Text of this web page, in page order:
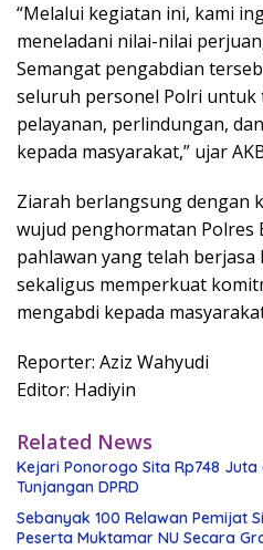
“Melalui kegiatan ini, kami
meneladani nilai-nilai
Semangat pengabdian
seluruh personel Polri untuk
pelayanan, perlindungan,
kepada masyarakat,” ujar
Ziarah berlangsung dengan
wujud penghormatan Polres
pahlawan yang telah
sekaligus memperkuat
mengabdi kepada
Reporter: Aziz Wahyudi
Editor: Hadiyin
Related News
Kejari Ponorogo Sita Rp748
Tunjangan DPRD
Sebanyak 100 Relawan Pemijat
Peserta Muktamar NU Secara